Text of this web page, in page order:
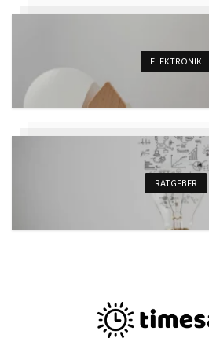
ELEKTRONIK
RATGEBER